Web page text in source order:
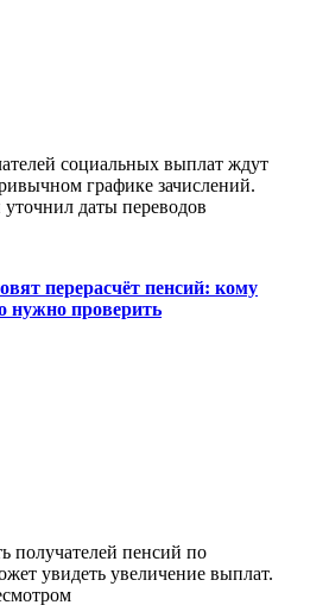
социальных выплат ждут
графике зачислений.
даты переводов
перерасчёт пенсий: кому
нужно проверить
получателей пенсий по
увидеть увеличение выплат.